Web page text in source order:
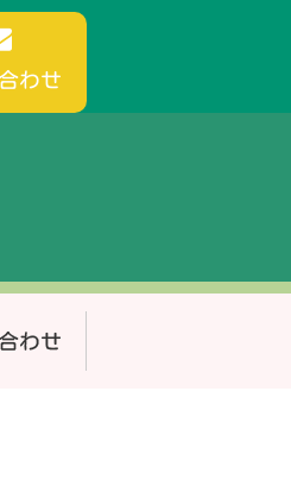
わせ